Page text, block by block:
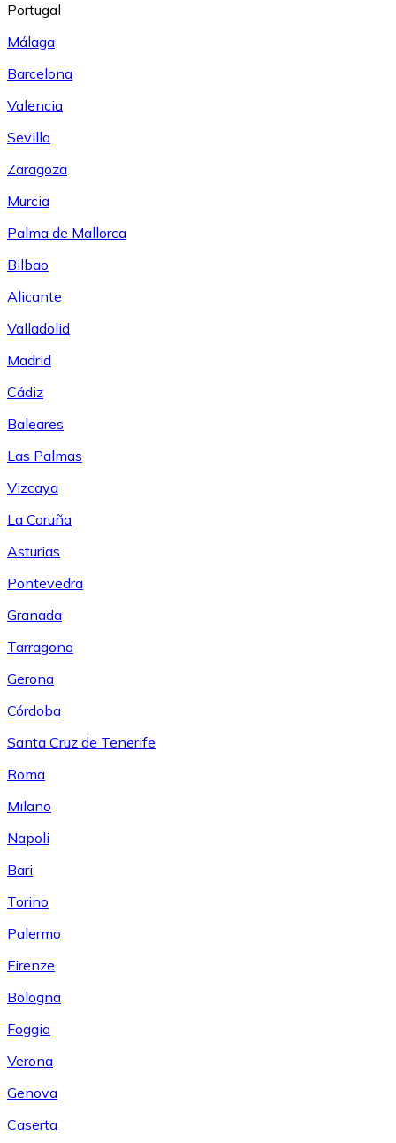
Portugal
Málaga
Barcelona
Valencia
Sevilla
Zaragoza
Murcia
Palma de Mallorca
Bilbao
Alicante
Valladolid
Madrid
Cádiz
Baleares
Las Palmas
Vizcaya
La Coruña
Asturias
Pontevedra
Granada
Tarragona
Gerona
Córdoba
Santa Cruz de Tenerife
Roma
Milano
Napoli
Bari
Torino
Palermo
Firenze
Bologna
Foggia
Verona
Genova
Caserta